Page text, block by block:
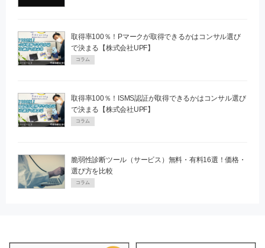
取得率100％！Pマークが取得できるかはコンサル選び
で決まる【株式会社UPF】
コラム
取得率100％！ISMS認証が取得できるかはコンサル選び
で決まる【株式会社UPF】
コラム
脆弱性診断ツール（サービス）無料・有料16選！価格・
選び方を比較
コラム